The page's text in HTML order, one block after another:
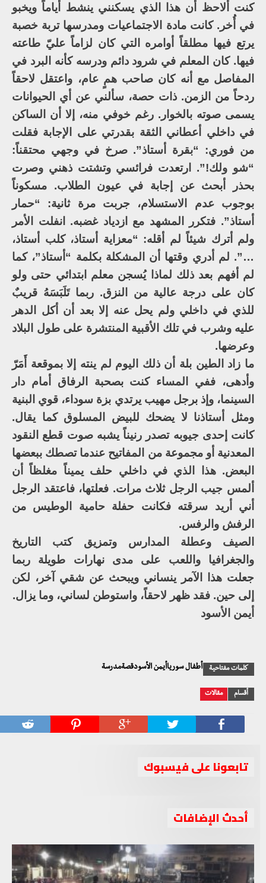
كنت ألاحظ أن هذا الذي يسكنني ينشط أياماً ويخبو
في أُخر. كانت مادة الاجتماعيات ومدرسها تربة خصبة
يرتع فيها مطلقاً أوامره التي كان لزاماً عليّ طاعته
فيها. كان المعلم في شرود دائم ودرسه كأنه البرد في
المفاصل مع أنه كان صاحب همٍ عام، واعتقل لاحقاً
ردحاً من الزمن. ذات حصة، سألني عن أي الحيوانات
يسمى صوته بالخوار. رغم خوفي منه، إلا أن الساكن
في داخلي أعطاني الثقة بقدرتي على الإجابة فقلت
من فوري: “بقرة أستاذ”. صرخ في وجهي محتقناً:
“شو ولك!”. ارتعدت فرائسي وتشتت ذهني وصرت
بحذر أبحث عن إجابة في عيون الطلاب. مسكوناً
بوجوب عدم الاستسلام، جربت مرة ثانية: “حمار
أستاذ”. فتكرر المشهد مع ازدياد غضبه. انفلت الأمر
ولم أترك شيئاً لم أقله: “معزاية أستاذ، كلب أستاذ،
…”. لم أدري وقتها أن المشكلة بكلمة “أستاذ”، كما
لم أفهم بعد ذلك لماذا يُسجن معلم ابتدائي حتى ولو
كان على درجة عالية من النزق. ربما تَلَبَسَهُ قريبٌ
للذي في داخلي ولم يحل عنه إلا بعد أن أكل الدهر
عليه وشرب في تلك الأقبية المنتشرة على طول البلاد
وعرضها.
ما زاد الطين بلة أن ذلك اليوم لم ينته إلا بموقعة أَمَرّ
وأدهى، ففي المساء كنت بصحبة الرفاق أمام دار
السينما، وإذ برجل مهيب يرتدي بزة سوداء، قوي البنية
ومثل أستاذنا لا يضحك للبيض المسلوق كما يقال.
كانت إحدى جيوبه تصدر رنيناً يشبه صوت قطع النقود
المعدنية أو مجموعة من المفاتيح عندما تصطك ببعضها
البعض. هذا الذي في داخلي حلف يميناً مغلظاً أن
ألمس جيب الرجل ثلاث مرات. فعلتها، فاعتقد الرجل
أني أريد سرقته فكانت حفلة حامية الوطيس من
الرفش والرفس.
الصيف وعطلة المدارس وتمزيق كتب التاريخ
والجغرافيا واللعب على مدى نهارات طويلة ربما
جعلت هذا الآمر ينساني ويبحث عن شقي آخر، لكن
إلى حين. فقد ظهر لاحقاً، واستوطن لساني، وما يزال.
أيمن الأسود
كلمات مفتاحية أطفال سورياأيمن الأسودقصةمدرسة
أقسام مقالات
تابعونا على فيسبوك
أحدث الإضافات